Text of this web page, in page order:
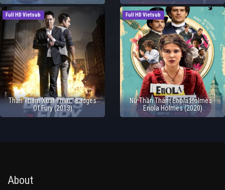
Full HD Vietsub
Thần Thám Xuất Thần - Badges
Of Fury (2013)
Full HD Vietsub
Nữ Thần Thám Enola Holmes -
Enola Holmes (2020)
About